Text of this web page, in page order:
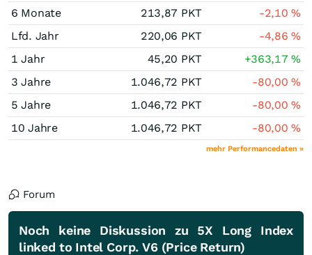
6 Monate
213,87 PKT -2,10%
Lfd. Jahr
220,06 PKT -4,86%
1 Jahr
45,20 PKT +363,17%
3 Jahre
1.046,72 PKT -80,00%
5 Jahre
1.046,72 PKT -80,00%
10 Jahre
1.046,72 PKT -80,00%
mehr Performancedaten »
Forum
Noch keine Diskussion zu 5X Long Index
linked to Intel Corp. V6 (Price Return)